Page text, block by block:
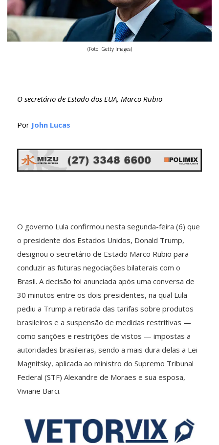
(Foto: Getty Images)
O secretário de Estado dos EUA, Marco Rubio
Por John Lucas
O governo Lula confirmou nesta segunda-feira (6) que
o presidente dos Estados Unidos, Donald Trump,
designou o secretário de Estado Marco Rubio para
conduzir as futuras negociações bilaterais com o
Brasil. A decisão foi anunciada após uma conversa de
30 minutos entre os dois presidentes, na qual Lula
pediu a Trump a retirada das tarifas sobre produtos
brasileiros e a suspensão de medidas restritivas —
como sanções e restrições de vistos — impostas a
autoridades brasileiras, sendo a mais dura delas a Lei
Magnitsky, aplicada ao ministro do Supremo Tribunal
Federal (STF) Alexandre de Moraes e sua esposa,
Viviane Barci.